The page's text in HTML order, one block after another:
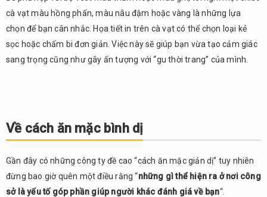
cà vạt màu hồng phấn, màu nâu đậm hoặc vàng là những lựa
chọn để bạn cân nhắc. Họa tiết in trên cà vạt có thể chọn loại kẻ
sọc hoặc chấm bi đơn giản. Việc này sẽ giúp bạn vừa tạo cảm giác
sang trọng cũng như gây ấn tượng với “gu thời trang” của mình.
Về cách ăn mặc bình dị
Gần đây có những công ty đề cao “cách ăn mặc giản dị” tuy nhiên
đừng bao giờ quên một điều rằng “những gì thể hiện ra ở nơi công
sở là yếu tố góp phần giúp người khác đánh giá về bạn“.